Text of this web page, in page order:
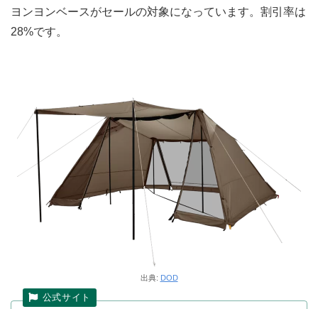
ヨンヨンベースがセールの対象になっています。割引率は
28%です。
出典: DOD